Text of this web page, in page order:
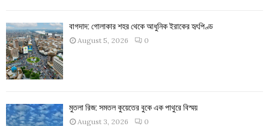
বাগদাদ: গোলাকার শহর থেকে আধুনিক ইরাকের হৃৎপিণ্ড
August 5, 2026 0
মুতলা রিজ: সমতল কুয়েতের বুকে এক পাথুরে বিস্ময়
August 3, 2026 0